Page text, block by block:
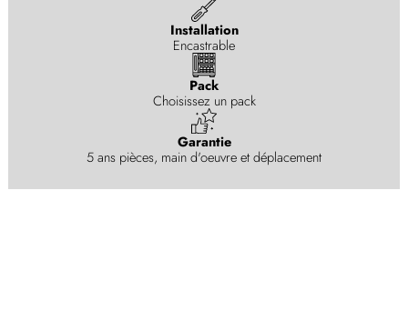
Installation
Encastrable
Pack
Choisissez un pack
Garantie
5 ans pièces, main d'oeuvre et déplacement